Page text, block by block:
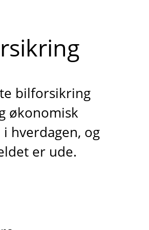
bilforsikring
økonomisk
hverdagen, og
er ude.